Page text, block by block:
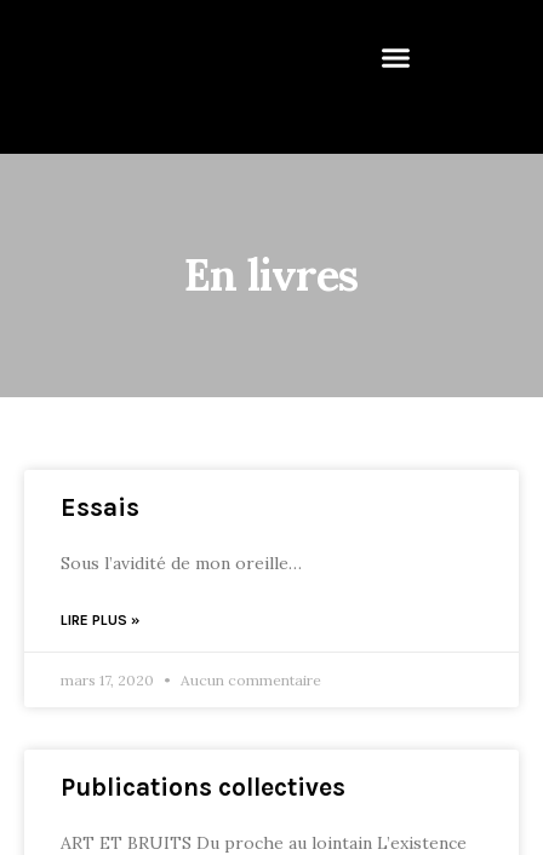
En livres
Essais
Sous l’avidité de mon oreille…
LIRE PLUS »
mars 17, 2020 Aucun commentaire
Publications collectives
ART ET BRUITS Du proche au lointain L’existence